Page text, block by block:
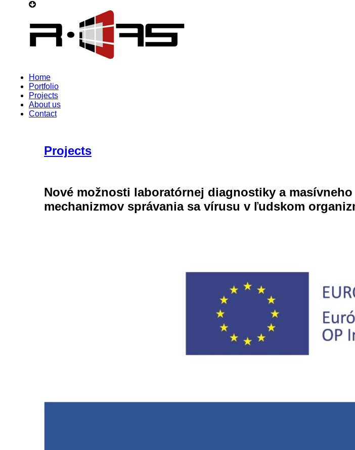
Home
Portfolio
Projects
About us
Contact
Projects
Nové možnosti laboratórnej diagnostiky a
mechanizmov správania sa vírusu v ľudskom